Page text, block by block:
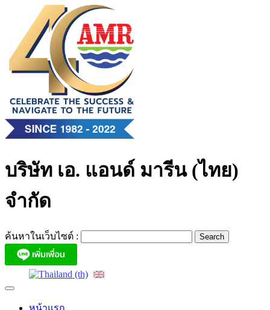
content
บริษัท เอ. แอนด์ มารีน (ไทย)
จำกัด
ค้นหาในเว็บไซต์ :
หน้าแรก